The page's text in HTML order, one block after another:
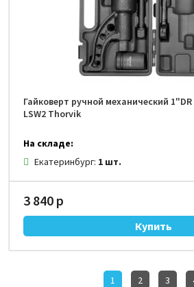
Гайковерт ручной механический
LSW2 Thorvik
На складе:
Екатеринбург: 1 шт.
3 840 р
1 2 3